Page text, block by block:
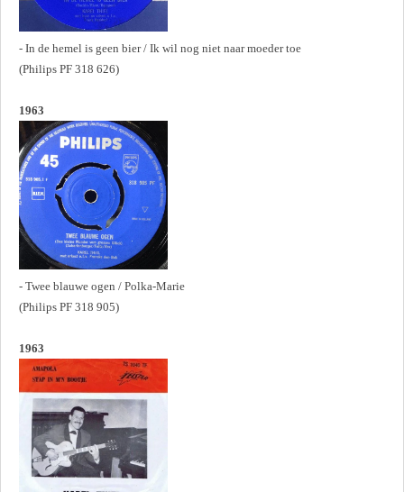
- In de hemel is geen bier / Ik wil nog niet naar moeder toe
(Philips PF 318 626)
1963
- Twee blauwe ogen / Polka-Marie
(Philips PF 318 905)
1963